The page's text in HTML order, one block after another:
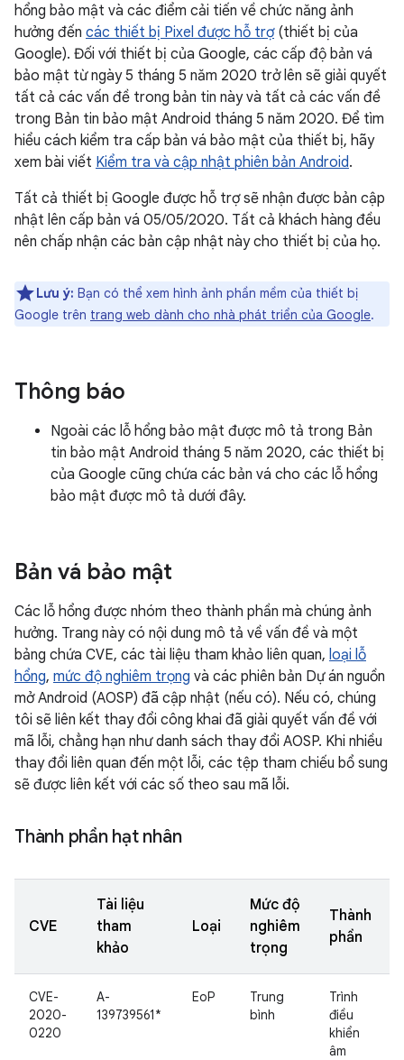
hổng bảo mật và các điểm cải tiến về chức năng ảnh
hưởng đến các thiết bị Pixel được hỗ trợ(thiết bị của
Google). Đối với thiết bị của Google, các cấp độ bản vá
bảo mật từ ngày 5 tháng 5 năm 2020 trở lên sẽ giải quyết
tất cả các vấn đề trong bản tin này và tất cả các vấn đề
trong Bản tin bảo mật Android tháng 5 năm 2020. Để tìm
hiểu cách kiểm tra cấp bản vá bảo mật của thiết bị, hãy
xem bài viết Kiểm tra và cập nhật phiên bản Android.
Tất cả thiết bị Google được hỗ trợ sẽ nhận được bản cập
nhật lên cấp bản vá 05/05/2020. Tất cả khách hàng đều
nên chấp nhận các bản cập nhật này cho thiết bị của họ.
Lưu ý: Bạn có thể xem hình ảnh phần mềm của thiết bị
Google trên trang web dành cho nhà phát triển của Google.
Thông báo
Ngoài các lỗ hổng bảo mật được mô tả trong Bản
tin bảo mật Android tháng 5 năm 2020, các thiết bị
của Google cũng chứa các bản vá cho các lỗ hổng
bảo mật được mô tả dưới đây.
Bản vá bảo mật
Các lỗ hổng được nhóm theo thành phần mà chúng ảnh
hưởng. Trang này có nội dung mô tả về vấn đề và một
bảng chứa CVE, các tài liệu tham khảo liên quan, loại lỗ
hổng, mức độ nghiêm trọng và các phiên bản Dự án nguồn
mở Android (AOSP) đã cập nhật (nếu có). Nếu có, chúng
tôi sẽ liên kết thay đổi công khai đã giải quyết vấn đề với
mã lỗi, chẳng hạn như danh sách thay đổi AOSP. Khi nhiều
thay đổi liên quan đến một lỗi, các tệp tham chiếu bổ sung
sẽ được liên kết với các số theo sau mã lỗi.
Thành phần hạt nhân
CVE
Tài liệu
tham
khảo
Loại
Mức độ
nghiêm
trọng
Thành
phần
CVE-
2020-
0220
A-
139739561*
EoP
Trung
bình
Trình
điều
khiển
âm